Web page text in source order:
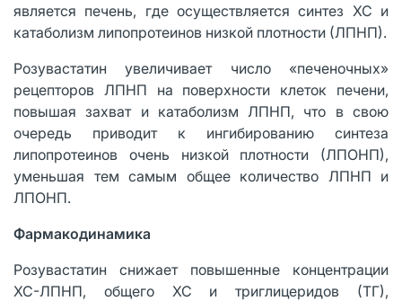
является печень, где осуществляется синтез ХС и
катаболизм липопротеинов низкой плотности (ЛПНП).
Розувастатин увеличивает число «печеночных»
рецепторов ЛПНП на поверхности клеток печени,
повышая захват и катаболизм ЛПНП, что в свою
очередь приводит к ингибированию синтеза
липопротеинов очень низкой плотности (ЛПОНП),
уменьшая тем самым общее количество ЛПНП и
ЛПОНП.
Фармакодинамика
Розувастатин снижает повышенные концентрации
ХС-ЛПНП, общего ХС и триглицеридов (ТГ),